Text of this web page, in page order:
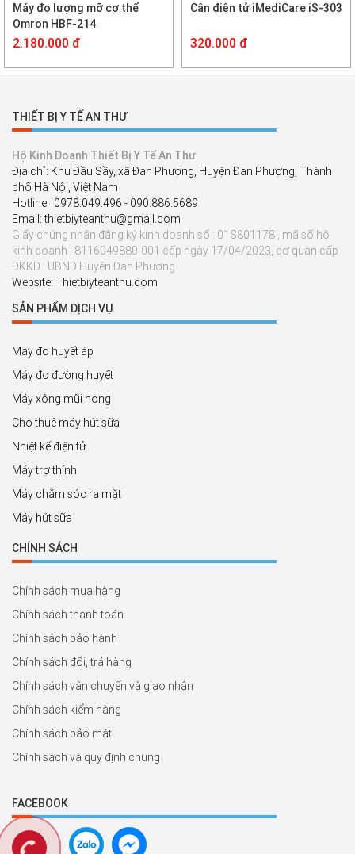
Máy đo lượng mỡ cơ thể
Omron HBF-214
2.180.000 đ
Cân điện tử iMediCare iS-303
320.000 đ
THIẾT BỊ Y TẾ AN THƯ
Hộ Kinh Doanh Thiết Bị Y Tế An Thư
Địa chỉ: Khu Đầu Sầy, xã Đan Phượng, Huyện Đan Phượng, Thành
phố Hà Nội, Việt Nam
Hotline: 0978.049.496 - 090.886.5689
Email: thietbiyteanthu@gmail.com
Giấy chứng nhận đăng ký kinh doanh số : 01S801178 , mã số hộ
kinh doanh : 8116049880-001 cấp ngày 17/04/2023, cơ quan cấp
ĐKKD : UBND Huyện Đan Phượng
Website: Thietbiyteanthu.com
SẢN PHẨM DỊCH VỤ
Máy đo huyết áp
Máy đo đường huyết
Máy xông mũi họng
Cho thuê máy hút sữa
Nhiệt kế điện tử
Máy trợ thính
Máy chăm sóc ra mặt
Máy hút sữa
CHÍNH SÁCH
Chính sách mua hàng
Chính sách thanh toán
Chính sách bảo hành
Chính sách đổi, trả hàng
Chính sách vận chuyển và giao nhận
Chính sách kiểm hàng
Chính sách bảo mật
Chính sách và quy định chung
FACEBOOK